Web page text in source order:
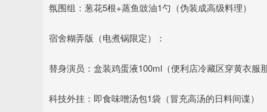
氛围组：葱花5根+蒸鱼豉油1勺（伪装成高级料理）
宿舍糊弄版（电煮锅限定）：
替身演员：盒装鸡蛋液100ml（便利店冷藏区穿黄衣服那
科技外挂：即食味噌汤包1袋（冒充高汤的日料间谍）